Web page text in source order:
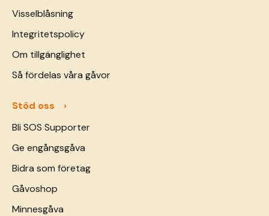
Visselblåsning
Integritetspolicy
Om tillgänglighet
Så fördelas våra gåvor
Stöd oss
Bli SOS Supporter
Ge engångsgåva
Bidra som företag
Gåvoshop
Minnesgåva